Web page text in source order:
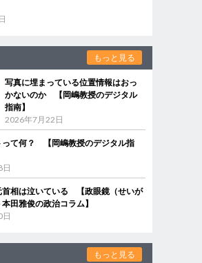
もっと見る
写真に埋まっている位置情報はおっ
かないのか 【岡嶋教授のデジタル
指南】
2026年7月22日
って何？ 【岡嶋教授のデジタル指
首相は泣いている 【政眼鏡（せいが
田雅俊の政治コラム】
もっと見る